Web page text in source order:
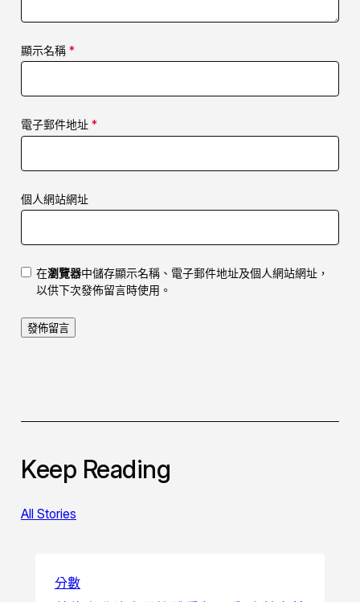
顯示名稱 *
電子郵件地址 *
個人網站網址
在瀏覽器中儲存顯示名稱、電子郵件地址及個人網站網址，
以供下次發佈留言時使用。
Keep Reading
All Stories
分數